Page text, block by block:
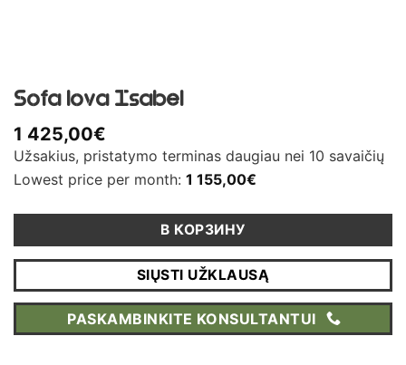
Sofa lova Isabel
1 425,00€
Užsakius, pristatymo terminas daugiau nei 10 savaičių
Lowest price per month: 1 155,00€
В КОРЗИНУ
SIŲSTI UŽKLAUSĄ
PASKAMBINKITE KONSULTANTUI